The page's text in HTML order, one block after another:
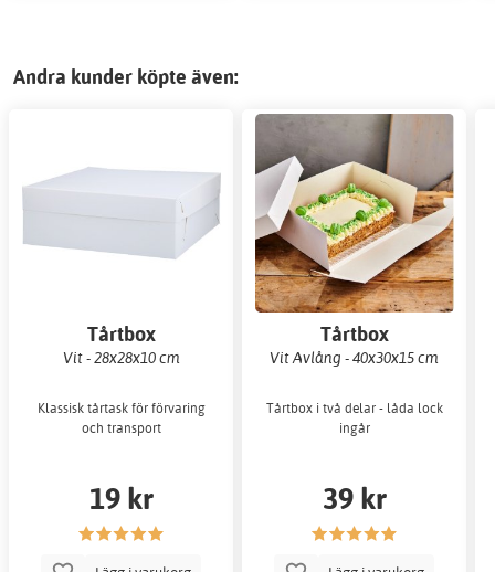
Andra kunder köpte även:
Tårtbox
Vit - 28x28x10 cm
Klassisk tårtask för förvaring
och transport
19 kr
Tårtbox
Vit Avlång - 40x30x15 cm
Tårtbox i två delar - låda lock
ingår
39 kr